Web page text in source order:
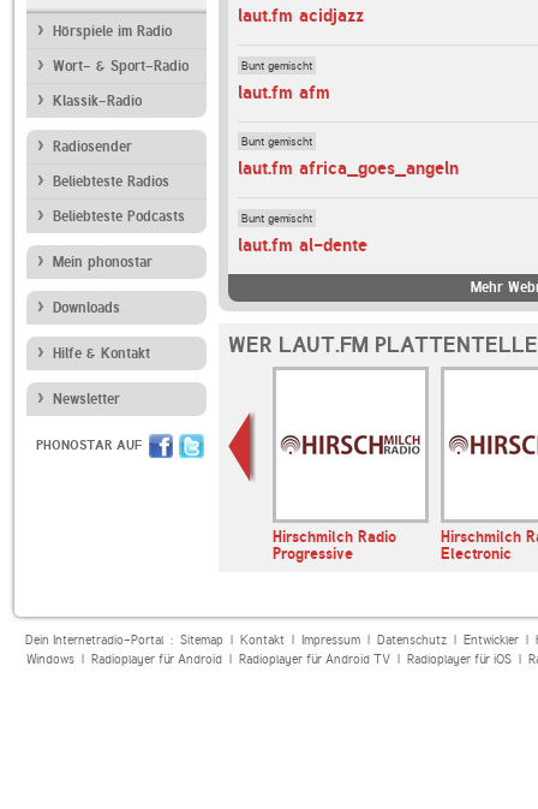
Hörspiele im Radio
Wort- & Sport-Radio
Klassik-Radio
Radiosender
Beliebteste Radios
Beliebteste Podcasts
Mein phonostar
Downloads
Hilfe & Kontakt
Newsletter
PHONOSTAR AUF
laut.fm acidjazz
Bunt gemischt
laut.fm afm
Bunt gemischt
laut.fm africa_goes_angeln
Bunt gemischt
laut.fm al-dente
Mehr
WER LAUT.FM
Hirschmilch Radio
Progressive
Hirschmilch
Electronic
Dein Internetradio-Portal : Sitemap| Kontakt| Impressum| Datenschutz| Entwickler|
Windows| Radioplayer für Android| Radioplayer für Android TV| Radioplayer für iOS|